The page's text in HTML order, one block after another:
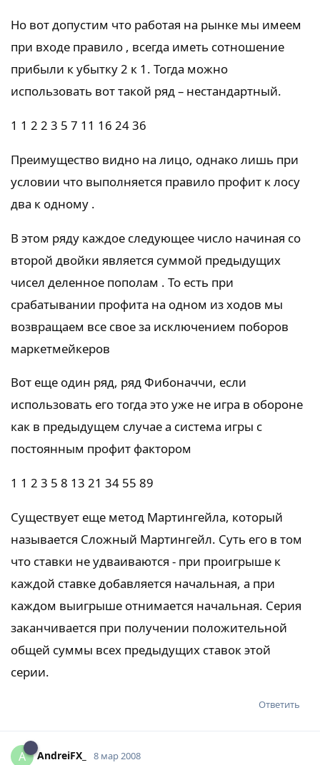
Но вот допустим что работая на рынке мы имеем
при входе правило , всегда иметь сотношение
прибыли к убытку 2 к 1. Тогда можно
использовать вот такой ряд – нестандартный.
1 1 2 2 3 5 7 11 16 24 36
Преимущество видно на лицо, однако лишь при
условии что выполняется правило профит к лосу
два к одному .
В этом ряду каждое следующее число начиная со
второй двойки является суммой предыдущих
чисел деленное пополам . То есть при
срабатывании профита на одном из ходов мы
возвращаем все свое за исключением поборов
маркетмейкеров
Вот еще один ряд, ряд Фибоначчи, если
использовать его тогда это уже не игра в обороне
как в предыдущем случае а система игры с
постоянным профит фактором
1 1 2 3 5 8 13 21 34 55 89
Существует еще метод Мартингейла, который
называется Сложный Мартингейл. Суть его в том
что ставки не удваиваются - при проигрыше к
каждой ставке добавляется начальная, а при
каждом выигрыше отнимается начальная. Серия
заканчивается при получении положительной
общей суммы всех предыдущих ставок этой
серии.
Ответить
A AndreiFX_ 8 мар 2008